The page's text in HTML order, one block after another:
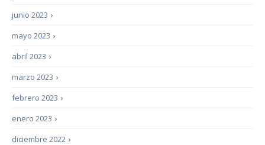
›
junio 2023
›
mayo 2023
›
abril 2023
›
marzo 2023
›
febrero 2023
›
enero 2023
›
diciembre 2022